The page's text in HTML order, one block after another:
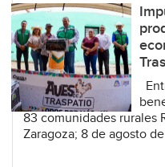
83 comunidades rurales
Zaragoza; 8 de agosto